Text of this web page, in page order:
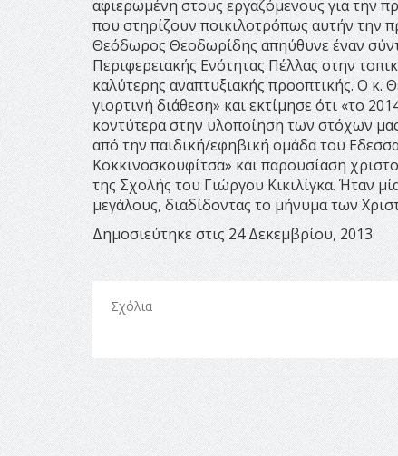
αφιερωμένη στους εργαζόμενους για την
που στηρίζουν ποικιλοτρόπως αυτήν την
Θεόδωρος Θεοδωρίδης απηύθυνε έναν
Περιφερειακής Ενότητας Πέλλας στην
καλύτερης αναπτυξιακής προοπτικής. Ο κ.
γιορτινή διάθεση» και εκτίμησε ότι «το
κοντύτερα στην υλοποίηση των στόχων
από την παιδική/εφηβική ομάδα του
Κοκκινοσκουφίτσα» και παρουσίαση
της Σχολής του Γιώργου Κικιλίγκα. Ήταν
μεγάλους, διαδίδοντας το μήνυμα των
Δημοσιεύτηκε στις 24 Δεκεμβρίου, 2013
Σχόλια